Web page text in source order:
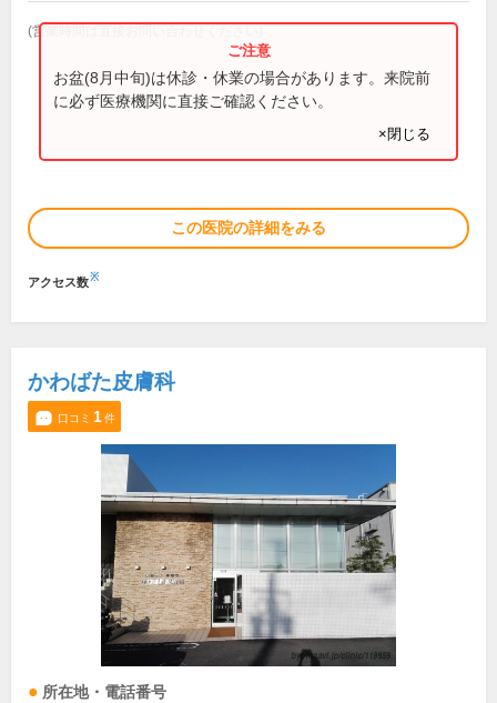
(営業時間は直接お問い合わせください)
お盆(8月中旬)は休診・休業の場合があります。来院前
に必ず医療機関に直接ご確認ください。
×閉じる
この医院の詳細をみる
アクセス数※
かわばた皮膚科
口コミ 1件
所在地・電話番号